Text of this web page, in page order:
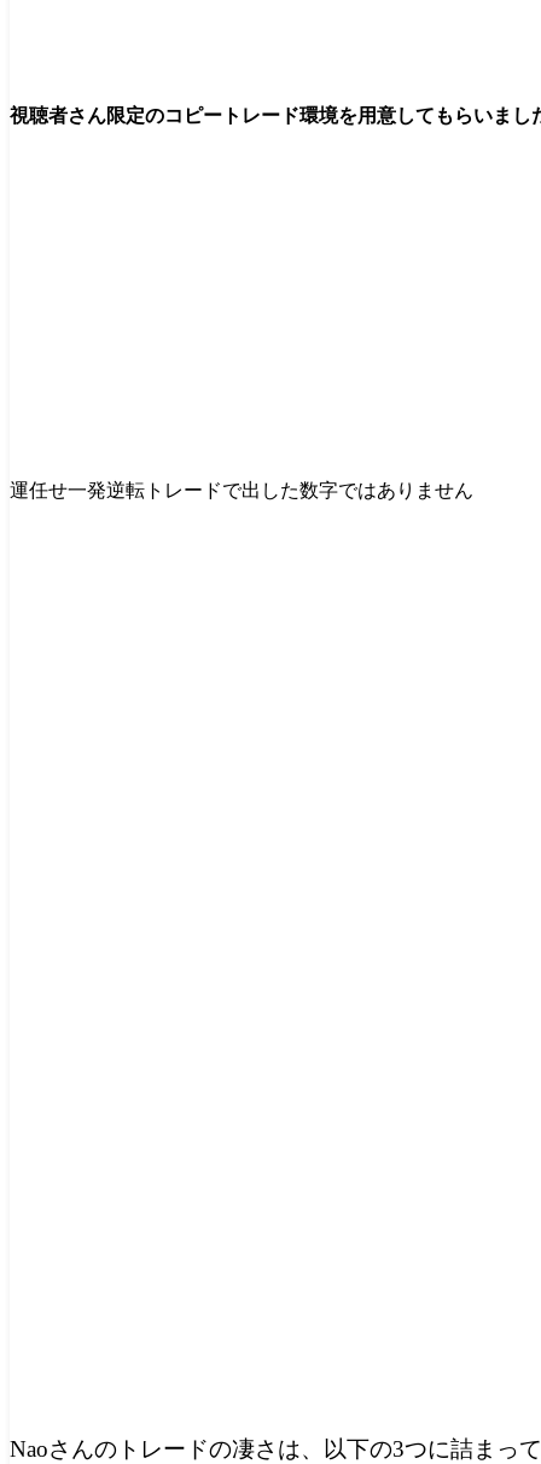
視聴者さん限定のコピートレード環境を用意してもらいまし
運任せ一発逆転トレードで出した数字ではありません
Naoさんのトレードの凄さは、以下の3つに詰まっ